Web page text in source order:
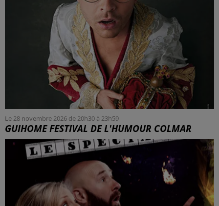
Le 28 novembre 2026 de 20h30 à 23h59
GUIHOME FESTIVAL DE L'HUMOUR COLMAR